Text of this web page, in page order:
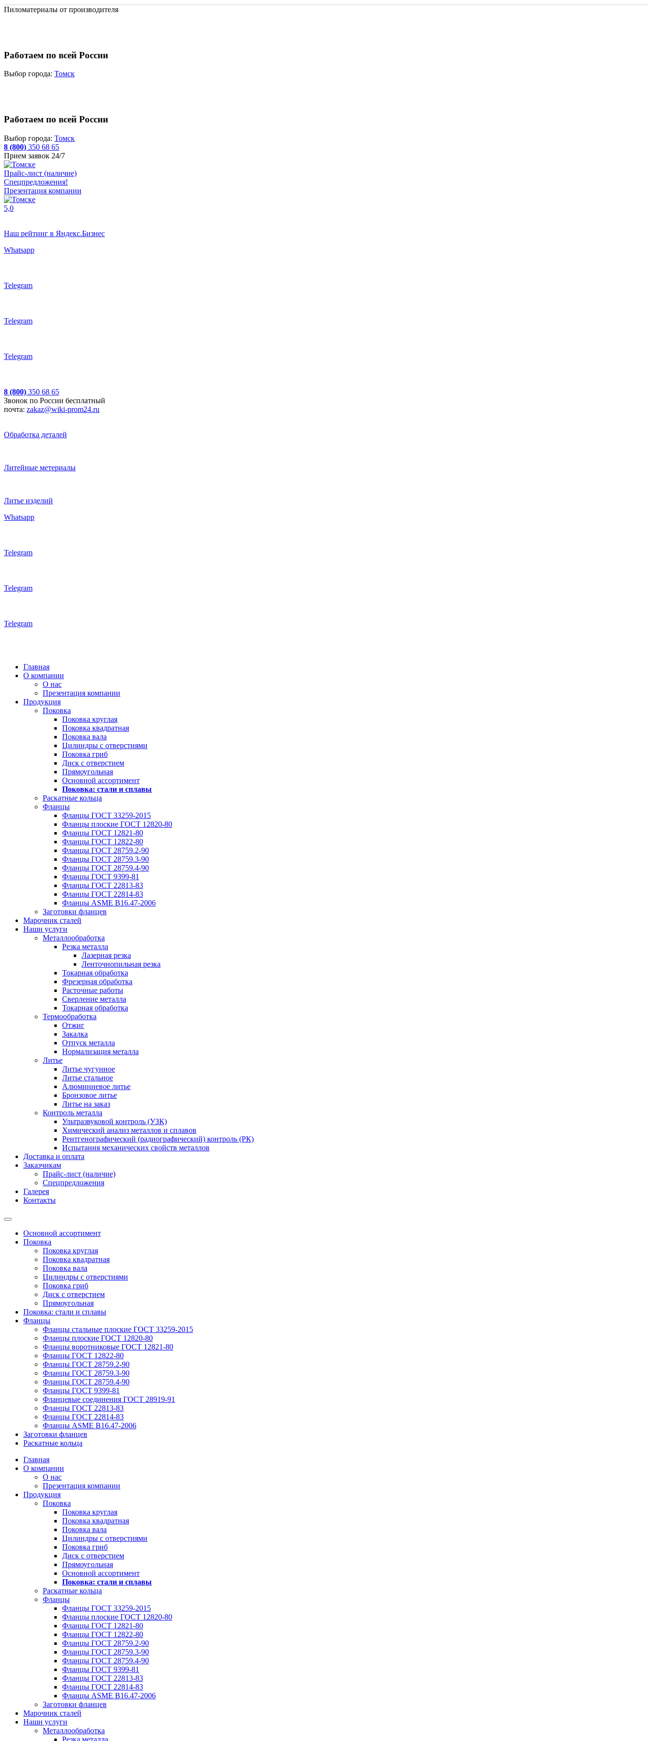
Пиломатериалы от производителя
Работаем по всей России
Выбор города: Томск
Работаем по всей России
Выбор города: Томск
8 (800) 350 68 65
Прием заявок 24/7
Прайс-лист (наличие)
Спецпредложения!
Презентация компании
5,0
Наш рейтинг в Яндекс.Бизнес
Whatsapp
Telegram
Telegram
Telegram
8 (800) 350 68 65
Звонок по России бесплатный
почта: zakaz@wiki-prom24.ru
Обработка деталей
Литейные метериалы
Литье изделий
Whatsapp
Telegram
Telegram
Telegram
Главная
О компании
О нас
Презентация компании
Продукция
Поковка
Поковка круглая
Поковка квадратная
Поковка вала
Цилиндры с отверстиями
Поковка гриб
Диск с отверстием
Прямоугольная
Основной ассортимент
Поковка: cтали и сплавы
Раскатные кольца
Фланцы
Фланцы ГОСТ 33259-2015
Фланцы плоские ГОСТ 12820-80
Фланцы ГОСТ 12821-80
Фланцы ГОСТ 12822-80
Фланцы ГОСТ 28759.2-90
Фланцы ГОСТ 28759.3-90
Фланцы ГОСТ 28759.4-90
Фланцы ГОСТ 9399-81
Фланцы ГОСТ 22813-83
Фланцы ГОСТ 22814-83
Фланцы ASME B16.47-2006
Заготовки фланцев
Марочник сталей
Наши услуги
Металлообработка
Резка металла
Лазерная резка
Ленточнопильная резка
Токарная обработка
Фрезерная обработка
Расточные работы
Сверление металла
Токарная обработка
Термообработка
Отжиг
Закалка
Отпуск металла
Нормализация металла
Литье
Литье чугунное
Литье стальное
Алюминиевое литье
Бронзовое литье
Литье на заказ
Контроль металла
Ультразвуковой контроль (УЗК)
Химический анализ металлов и сплавов
Рентгенографический (радиографический) контроль (РК)
Испытания механических свойств металлов
Доставка и оплата
Заказчикам
Прайс-лист (наличие)
Спецпредложения
Галерея
Контакты
Основной ассортимент
Поковка
Поковка круглая
Поковка квадратная
Поковка вала
Цилиндры с отверстиями
Поковка гриб
Диск с отверстием
Прямоугольная
Поковка: cтали и сплавы
Фланцы
Фланцы стальные плоские ГОСТ 33259-2015
Фланцы плоские ГОСТ 12820-80
Фланцы воротниковые ГОСТ 12821-80
Фланцы ГОСТ 12822-80
Фланцы ГОСТ 28759.2-90
Фланцы ГОСТ 28759.3-90
Фланцы ГОСТ 28759.4-90
Фланцы ГОСТ 9399-81
Фланцевые соединения ГОСТ 28919-91
Фланцы ГОСТ 22813-83
Фланцы ГОСТ 22814-83
Фланцы ASME B16.47-2006
Заготовки фланцев
Раскатные кольца
Главная
О компании
О нас
Презентация компании
Продукция
Поковка
Поковка круглая
Поковка квадратная
Поковка вала
Цилиндры с отверстиями
Поковка гриб
Диск с отверстием
Прямоугольная
Основной ассортимент
Поковка: cтали и сплавы
Раскатные кольца
Фланцы
Фланцы ГОСТ 33259-2015
Фланцы плоские ГОСТ 12820-80
Фланцы ГОСТ 12821-80
Фланцы ГОСТ 12822-80
Фланцы ГОСТ 28759.2-90
Фланцы ГОСТ 28759.3-90
Фланцы ГОСТ 28759.4-90
Фланцы ГОСТ 9399-81
Фланцы ГОСТ 22813-83
Фланцы ГОСТ 22814-83
Фланцы ASME B16.47-2006
Заготовки фланцев
Марочник сталей
Наши услуги
Металлообработка
Резка металла